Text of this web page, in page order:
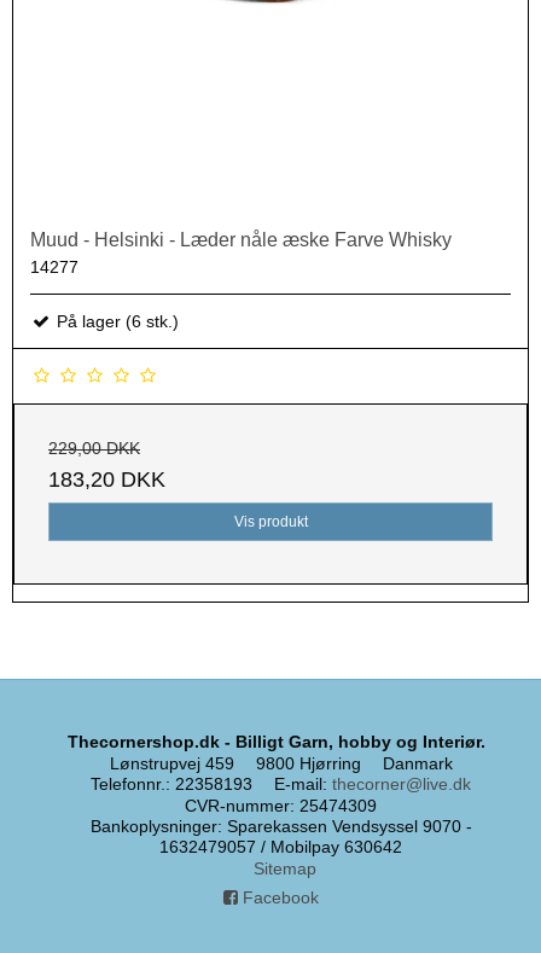
Muud - Helsinki - Læder nåle æske Farve Whisky
14277
På lager (6 stk.)
229,00 DKK
183,20 DKK
Vis produkt
Thecornershop.dk - Billigt Garn, hobby og Interiør.
Lønstrupvej 459
9800 Hjørring
Danmark
Telefonnr.: 22358193 E-mail: thecorner@live.dk
CVR-nummer: 25474309
Bankoplysninger: Sparekassen Vendsyssel 9070 -
1632479057 / Mobilpay 630642
Sitemap
Facebook